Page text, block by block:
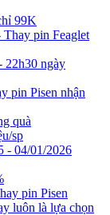
99K
Thay pin Feaglet
22h30 ngày
pin Pisen nhận
quà
sp
- 04/01/2026
pin Pisen
luôn là lựa chọn